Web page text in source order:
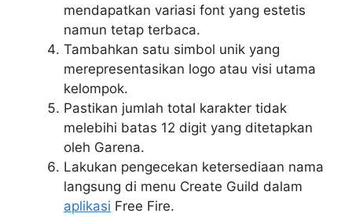
mendapatkan variasi font yang estetis
namun tetap terbaca.
Tambahkan satu simbol unik yang
merepresentasikan logo atau visi utama
kelompok.
Pastikan jumlah total karakter tidak
melebihi batas 12 digit yang ditetapkan
oleh Garena.
Lakukan pengecekan ketersediaan nama
langsung di menu Create Guild dalam
aplikasi Free Fire.